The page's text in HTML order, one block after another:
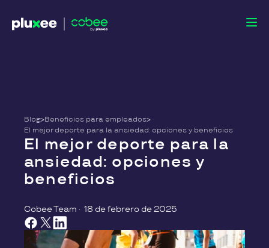
El mejor deporte para la
ansiedad: opciones y
beneficios
Cobee Team · 18 de febrero de 2025
Blog>Beneficios para empleados>
El mejor deporte para la ansiedad: opciones y beneficios